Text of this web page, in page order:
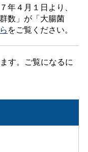
４月１日より、
数」が「大腸菌
をご覧ください。
す。ご覧になるに